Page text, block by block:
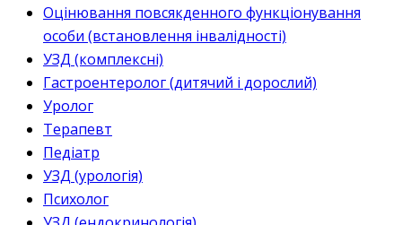
Оцінювання повсякденного функціонування
особи (встановлення інвалідності)
УЗД (комплексні)
Гастроентеролог (дитячий і дорослий)
Уролог
Терапевт
Педіатр
УЗД (урологія)
Психолог